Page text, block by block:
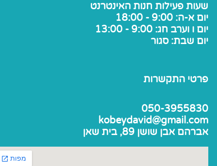
שעות פעילות חנות האינטרנט
יום א-ה: 9:00 - 18:00
יום ו וערב חג: 9:00 - 13:00
יום שבת: סגור
פרטי התקשרות
050-3955830
kobeydavid@gmail.com
אברהם אבן שושן 89, בית שאן